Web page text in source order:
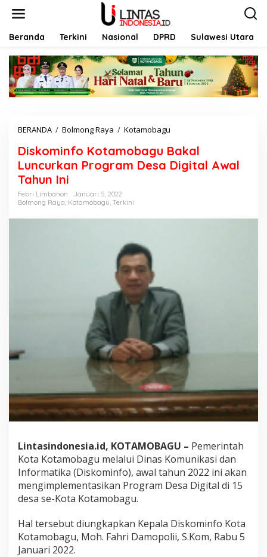
Beranda Terkini Nasional DPRD Sulawesi Utara
BERANDA / Bolmong Raya / Kotamobagu
s
k
o
o
b
a
g
u
a
k
l
L
u
n
u
r
k
a
n
g
r
Diskominfo Kotamobagu Bakal
Luncurkan Program Desa Digital Awal
Tahun Ini
Febri Limbanon
Januari 5, 2022
Bolmong Raya Kotamobagu Terkini
Lintasindonesia.id, KOTAMOBAGU – Pemerintah
Kota Kotamobagu melalui Dinas Komunikasi dan
Informatika (Diskominfo), awal tahun 2022 ini akan
mengimplementasikan Program Desa Digital di 15
desa se-Kota Kotamobagu.
Hal tersebut diungkapkan Kepala Diskominfo Kota
Kotamobagu, Moh. Fahri Damopolii, S.Kom, Rabu 5
Januari 2022.